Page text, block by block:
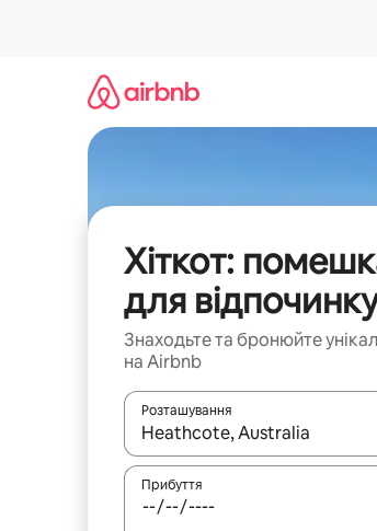
Хіткот:
для
Знаходьте та бронюйте
на Airbnb
Розташування
Отримавши результати пошуку,
Прибуття